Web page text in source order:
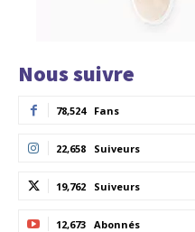
Nous suivre
78,524 Fans
22,658 Suiveurs
19,762 Suiveurs
12,673 Abonnés